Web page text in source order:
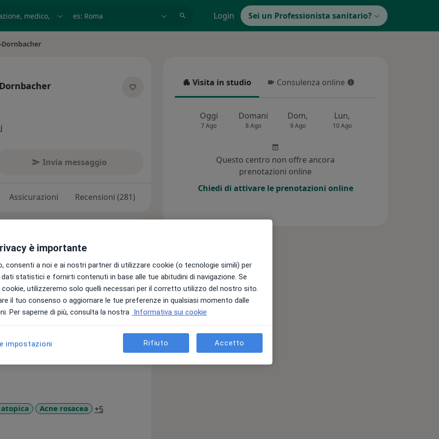
Login Sei un Professionista sanitario?
Dornbacher
Invia messaggio
Assicurazioni Recensioni (281)
nel 1990 in Medicina e Chirurgia
poi specializzarsi, nel 1996, in
Carlo di Praga. Continuando i
Dermatologia Immunoallergologia
La Dott.ssa Dornbacher ha
dell'Acne, nelle Verruche, nella
presso il suo Studio Medico a
Acne rosacea +5
Visita in studio
Visita in studio Consulenza online
Consulenza online
Oggi
7 Ago
Domani
8 Ago
Dom,
9 Ago
Lun,
10 Ago
Questo centro non offre ancora
prenotazioni online
Chiedi di attivare le prenotazioni online
è importante
consenti a noi e ai nostri partner di utilizzare cookie (o tecnologie simili) per
statistici e fornirti contenuti in base alle tue abitudini di navigazione. Se
utilizzeremo solo quelli necessari per il corretto utilizzo del nostro sito.
il tuo consenso o aggiornare le tue preferenze in qualsiasi momento dalle
Per saperne di più, consulta la nostra Informativa sui cookie
impostazioni Rifiuto Accetto